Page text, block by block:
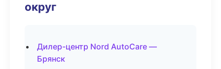
округ
Дилер-центр Nord AutoCare —
Брянск